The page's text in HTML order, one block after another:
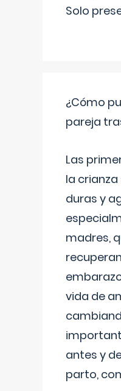
Solo
¿Cómo
pareja
Las
la
duras y
madres,
vida de
antes y
parto,